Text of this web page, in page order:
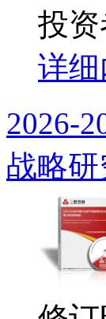
投
详
2026-
战略